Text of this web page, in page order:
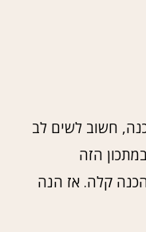
חשוב לשים לב
הזה
קלה. אז הנה